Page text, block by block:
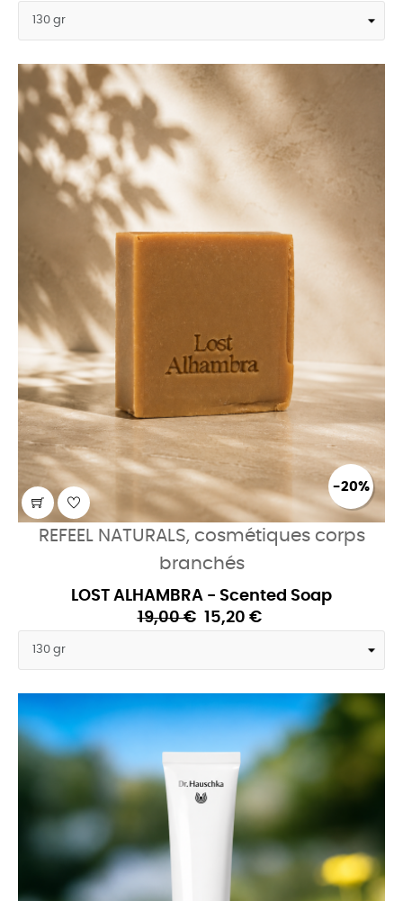
-20%
REFEEL NATURALS, cosmétiques corps
branchés
LOST ALHAMBRA - Scented Soap
19,00 € 15,20 €